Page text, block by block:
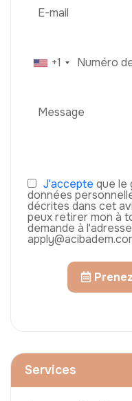
+1
J'accepte que le
données
décrites dans cet
peux retirer mon à
demande à
Services